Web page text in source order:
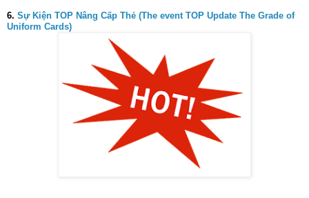
6. Sự Kiện TOP Nâng Cấp Thẻ (The event TOP Update The Grade of
Uniform Cards)